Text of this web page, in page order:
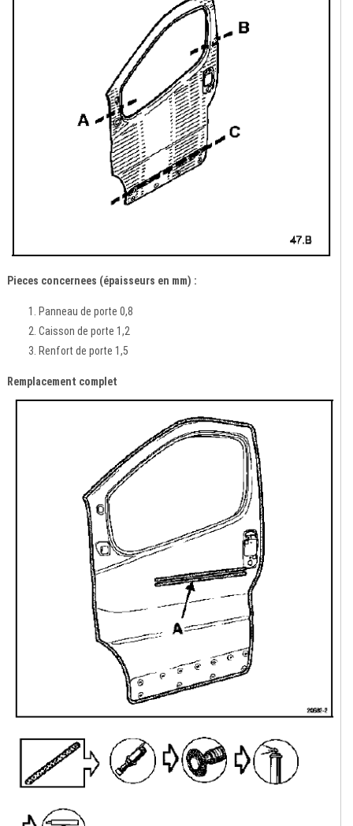
Pieces concernees (épaisseurs en mm) :
Panneau de porte 0,8
Caisson de porte 1,2
Renfort de porte 1,5
Remplacement complet